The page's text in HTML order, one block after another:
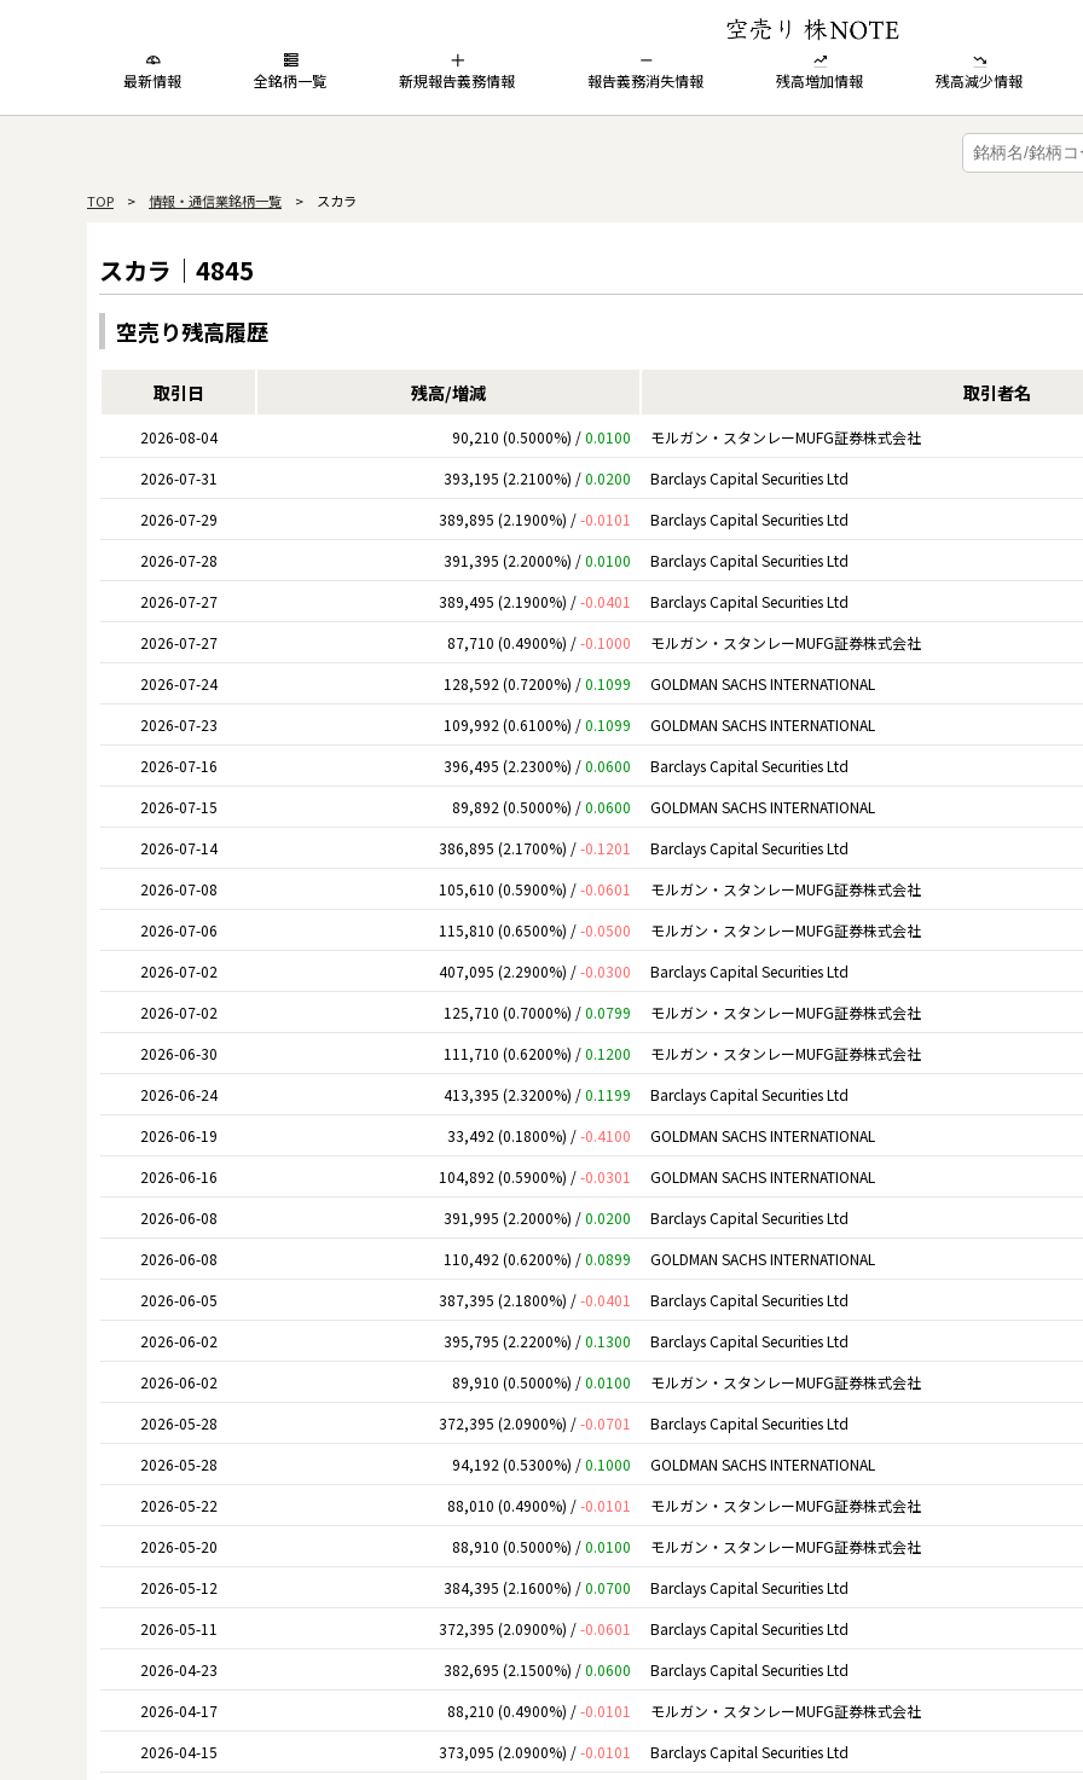
最新情報 全銘柄一覧 新規報告義務情報 報告義務消失情報 残高増加情報 残高減少情報
TOP > 情報・通信業銘柄一覧 > スカラ
スカラ｜4845
空売り残高履歴
取引日 残高/増減 取引者名
2026-08-04 90,210 (0.5000%) /0.0100 モルガン・スタンレーMUFG証券株式会社
2026-07-31
393,195 (2.2100%) /0.0200 Barclays Capital Securities Ltd
2026-07-29
389,895 (2.1900%) /-0.0101 Barclays Capital Securities Ltd
2026-07-28
391,395 (2.2000%) /0.0100 Barclays Capital Securities Ltd
2026-07-27
389,495 (2.1900%) /-0.0401 Barclays Capital Securities Ltd
2026-07-27
87,710 (0.4900%) /-0.1000 モルガン・スタンレーMUFG証券株式会社
2026-07-24
128,592 (0.7200%) /0.1099 GOLDMAN SACHS INTERNATIONAL
2026-07-23
109,992 (0.6100%) /0.1099 GOLDMAN SACHS INTERNATIONAL
2026-07-16
396,495 (2.2300%) /0.0600 Barclays Capital Securities Ltd
2026-07-15
89,892 (0.5000%) /0.0600 GOLDMAN SACHS INTERNATIONAL
2026-07-14
386,895 (2.1700%) /-0.1201 Barclays Capital Securities Ltd
2026-07-08
105,610 (0.5900%) /-0.0601 モルガン・スタンレーMUFG証券株式会社
2026-07-06
115,810 (0.6500%) /-0.0500 モルガン・スタンレーMUFG証券株式会社
2026-07-02
407,095 (2.2900%) /-0.0300 Barclays Capital Securities Ltd
2026-07-02
125,710 (0.7000%) /0.0799 モルガン・スタンレーMUFG証券株式会社
2026-06-30
111,710 (0.6200%) /0.1200 モルガン・スタンレーMUFG証券株式会社
2026-06-24
413,395 (2.3200%) /0.1199 Barclays Capital Securities Ltd
2026-06-19
33,492 (0.1800%) /-0.4100 GOLDMAN SACHS INTERNATIONAL
2026-06-16
104,892 (0.5900%) /-0.0301 GOLDMAN SACHS INTERNATIONAL
2026-06-08
391,995 (2.2000%) /0.0200 Barclays Capital Securities Ltd
2026-06-08
110,492 (0.6200%) /0.0899 GOLDMAN SACHS INTERNATIONAL
2026-06-05
387,395 (2.1800%) /-0.0401 Barclays Capital Securities Ltd
2026-06-02
395,795 (2.2200%) /0.1300 Barclays Capital Securities Ltd
2026-06-02
89,910 (0.5000%) /0.0100 モルガン・スタンレーMUFG証券株式会社
2026-05-28
372,395 (2.0900%) /-0.0701 Barclays Capital Securities Ltd
2026-05-28
94,192 (0.5300%) /0.1000 GOLDMAN SACHS INTERNATIONAL
2026-05-22
88,010 (0.4900%) /-0.0101 モルガン・スタンレーMUFG証券株式会社
2026-05-20
88,910 (0.5000%) /0.0100 モルガン・スタンレーMUFG証券株式会社
2026-05-12
384,395 (2.1600%) /0.0700 Barclays Capital Securities Ltd
2026-05-11
372,395 (2.0900%) /-0.0601 Barclays Capital Securities Ltd
2026-04-23
382,695 (2.1500%) /0.0600 Barclays Capital Securities Ltd
2026-04-17
88,210 (0.4900%) /-0.0101 モルガン・スタンレーMUFG証券株式会社
2026-04-15
373,095 (2.0900%) /-0.0101 Barclays Capital Securities Ltd